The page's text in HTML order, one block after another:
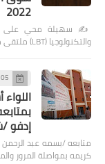
2022
والتكنولوجيا (LBT) ملتقى مستقبل سوق العمل (ملت…
05 يوليو 2022
إدفو /
متابعه /بسمه عبد
كريمه بمواصلة المرور